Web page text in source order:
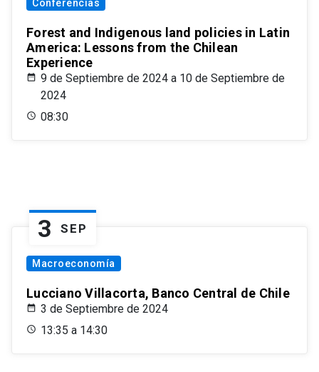
Conferencias
Forest and Indigenous land policies in Latin
America: Lessons from the Chilean
Experience
9 de Septiembre de 2024 a 10 de Septiembre de
2024
08:30
3 SEP
Macroeconomía
Lucciano Villacorta, Banco Central de Chile
3 de Septiembre de 2024
13:35 a 14:30